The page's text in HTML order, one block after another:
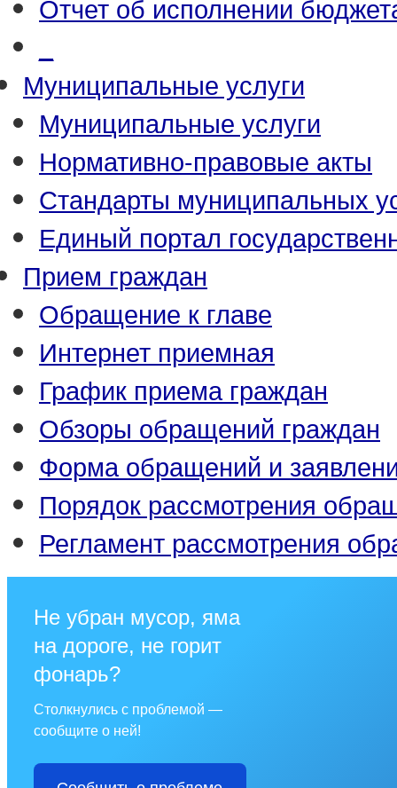
Отчет об исполнении
Муниципальные услуги
Муниципальные услуги
Нормативно-правовые акты
Стандарты муниципальных
Единый портал
Прием граждан
Обращение к главе
Интернет приемная
График приема граждан
Обзоры обращений граждан
Форма обращений и
Порядок рассмотрения
Регламент рассмотрения
Не убран мусор, яма
на дороге, не горит
фонарь?
Столкнулись с проблемой —
сообщите о ней!